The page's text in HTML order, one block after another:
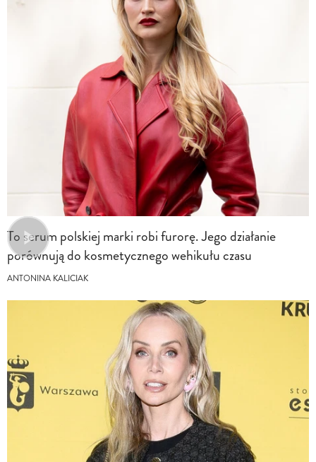
To serum polskiej marki robi furorę. Jego działanie
porównują do kosmetycznego wehikułu czasu
ANTONINA KALICIAK